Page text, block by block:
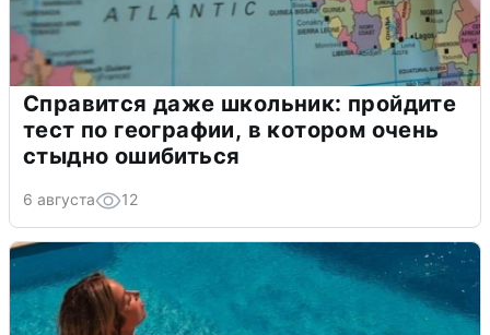
Справится даже школьник: пройдите
тест по географии, в котором очень
стыдно ошибиться
6 августа 12